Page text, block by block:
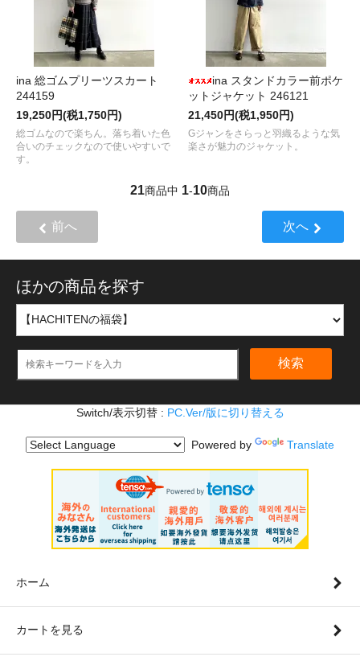
ina 総ゴムプリーツスカート
244159
19,250円(税1,750円)
総ゴムなので楽ちん。落ち着いた色
合いのチェックなので使いやすいで
す。
ina スタンドカラー前ポケ
ットジャケット 246121
21,450円(税1,950円)
Gジャンをさらっと羽織るような気
楽さが魅力のジャケット。
21商品中 1-10商品
前へ 次へ
ほかの商品を探す
検索
Switch/表示切替 : PC.Ver/版に切り替える
Powered by Translate
ホーム
カートを見る